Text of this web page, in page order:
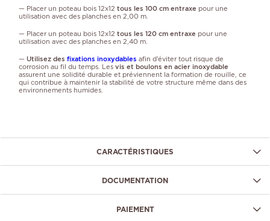
— Placer un poteau bois 12x12 tous les 100 cm entraxe pour une
utilisation avec des planches en 2,00 m.
— Placer un poteau bois 12x12 tous les 120 cm entraxe pour une
utilisation avec des planches en 2,40 m.
— Utilisez des fixations inoxydables afin d’éviter tout risque de
corrosion au fil du temps. Les vis et boulons en acier inoxydable
assurent une solidité durable et préviennent la formation de rouille, ce
qui contribue à maintenir la stabilité de votre structure même dans des
environnements humides.
CARACTÉRISTIQUES
DOCUMENTATION
PAIEMENT